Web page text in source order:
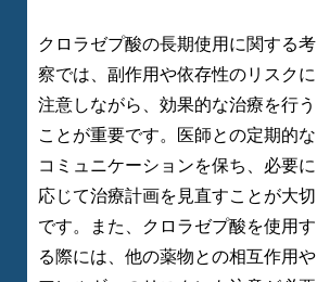
クロラゼプ酸の長期使用に関する考
察では、副作用や依存性のリスクに
注意しながら、効果的な治療を行う
ことが重要です。医師との定期的な
コミュニケーションを保ち、必要に
応じて治療計画を見直すことが大切
です。また、クロラゼプ酸を使用す
る際には、他の薬物との相互作用や